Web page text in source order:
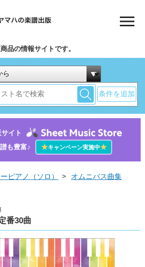
品の情報サイトです。
条件を追加
イト
も豊富♪
★キャンペーン実施中★
ピアノ（ソロ） > オムニバス曲集
番30曲